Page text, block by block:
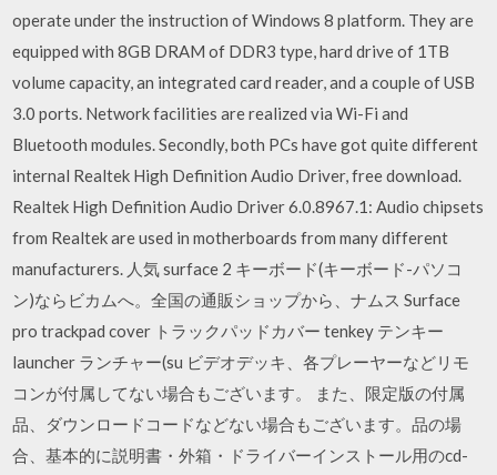
operate under the instruction of Windows 8 platform. They are
equipped with 8GB DRAM of DDR3 type, hard drive of 1TB
volume capacity, an integrated card reader, and a couple of USB
3.0 ports. Network facilities are realized via Wi-Fi and
Bluetooth modules. Secondly, both PCs have got quite different
internal Realtek High Definition Audio Driver, free download.
Realtek High Definition Audio Driver 6.0.8967.1: Audio chipsets
from Realtek are used in motherboards from many different
manufacturers. 人気 surface 2 キーボード(キーボード-パソコ
ン)ならビカムへ。全国の通販ショップから、ナムス Surface
pro trackpad cover トラックパッドカバー tenkey テンキー
launcher ランチャー(su ビデオデッキ、各プレーヤーなどリモ
コンが付属してない場合もございます。 また、限定版の付属
品、ダウンロードコードなどない場合もございます。品の場
合、基本的に説明書・外箱・ドライバーインストール用のcd-